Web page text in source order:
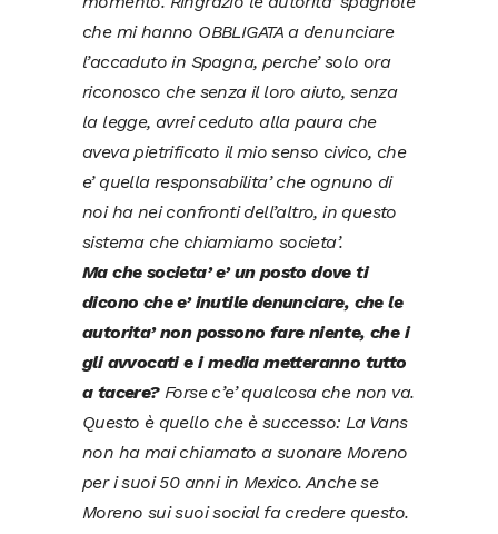
che mi hanno OBBLIGATA a denunciare
l’accaduto in Spagna, perche’ solo ora
riconosco che senza il loro aiuto, senza
la legge, avrei ceduto alla paura che
aveva pietrificato il mio senso civico, che
e’ quella responsabilita’ che ognuno di
noi ha nei confronti dell’altro, in questo
sistema che chiamiamo societa’.
Ma che societa’ e’ un posto dove ti
dicono che e’ inutile denunciare, che le
autorita’ non possono fare niente, che i
gli avvocati e i media metteranno tutto
a tacere?Forse c’e’ qualcosa che non va.
Questo è quello che è successo: La Vans
non ha mai chiamato a suonare Moreno
per i suoi 50 anni in Mexico. Anche se
Moreno sui suoi social fa credere questo.